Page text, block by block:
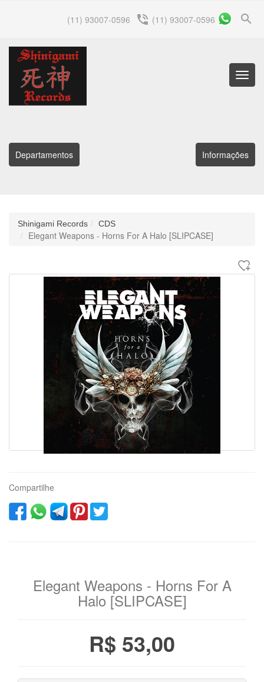
search
(11) 93007-0596 phone_in_talk (11) 93007-0596
Menu
Departamentos Informações
Shinigami Records CDS
Elegant Weapons - Horns For A Halo [SLIPCASE]
Compartilhe
Elegant Weapons - Horns For A
Halo [SLIPCASE]
R$ 53,00